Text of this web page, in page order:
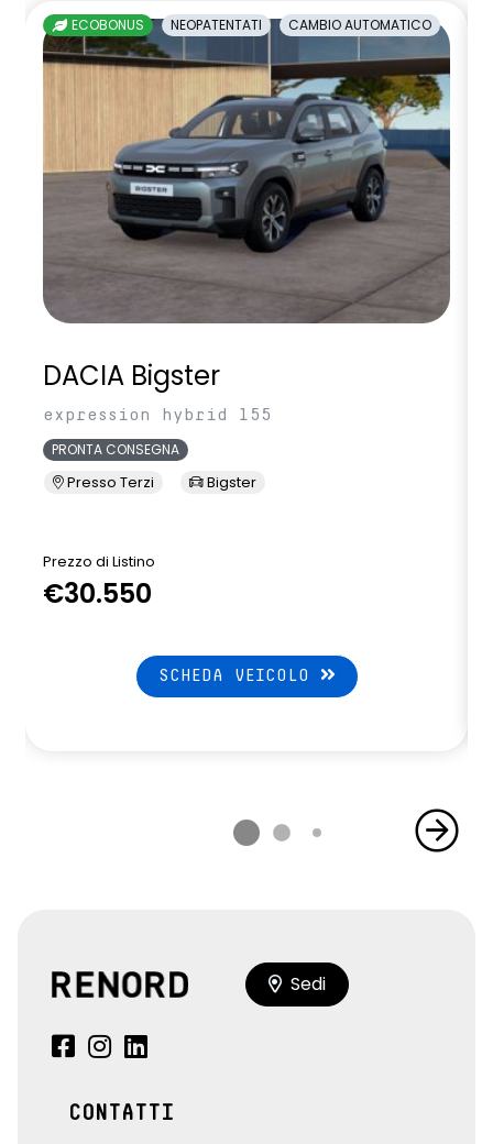
ECOBONUS NEOPATENTATI CAMBIO AUTOMATICO
DACIA Bigster
expression hybrid 155
PRONTA CONSEGNA
Presso Terzi Bigster
Prezzo di Listino
€30.550
SCHEDA VEICOLO
Sedi
CONTATTI